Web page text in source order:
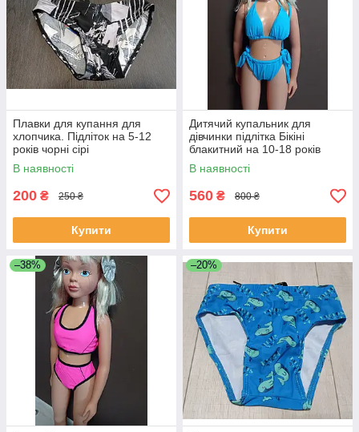
Плавки для купання для
хлопчика. Підліток на 5-12
років чорні сірі
В наявності
200 ₴ 250 ₴
Купити
Дитячий купальник для
дівчинки підлітка Бікіні
блакитний на 10-18 років
В наявності
560 ₴ 800 ₴
Купити
–38% –20%